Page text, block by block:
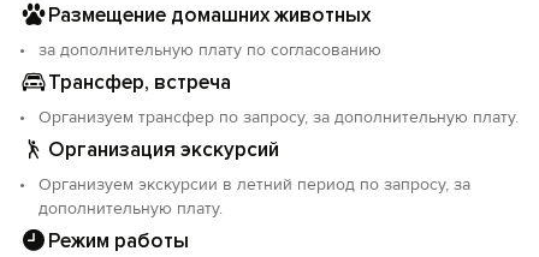
Размещение домашних животных
за дополнительную плату по согласованию
Трансфер, встреча
Организуем трансфер по запросу, за дополнительную плату.
Организация экскурсий
Организуем экскурсии в летний период по запросу, за
дополнительную плату.
Режим работы